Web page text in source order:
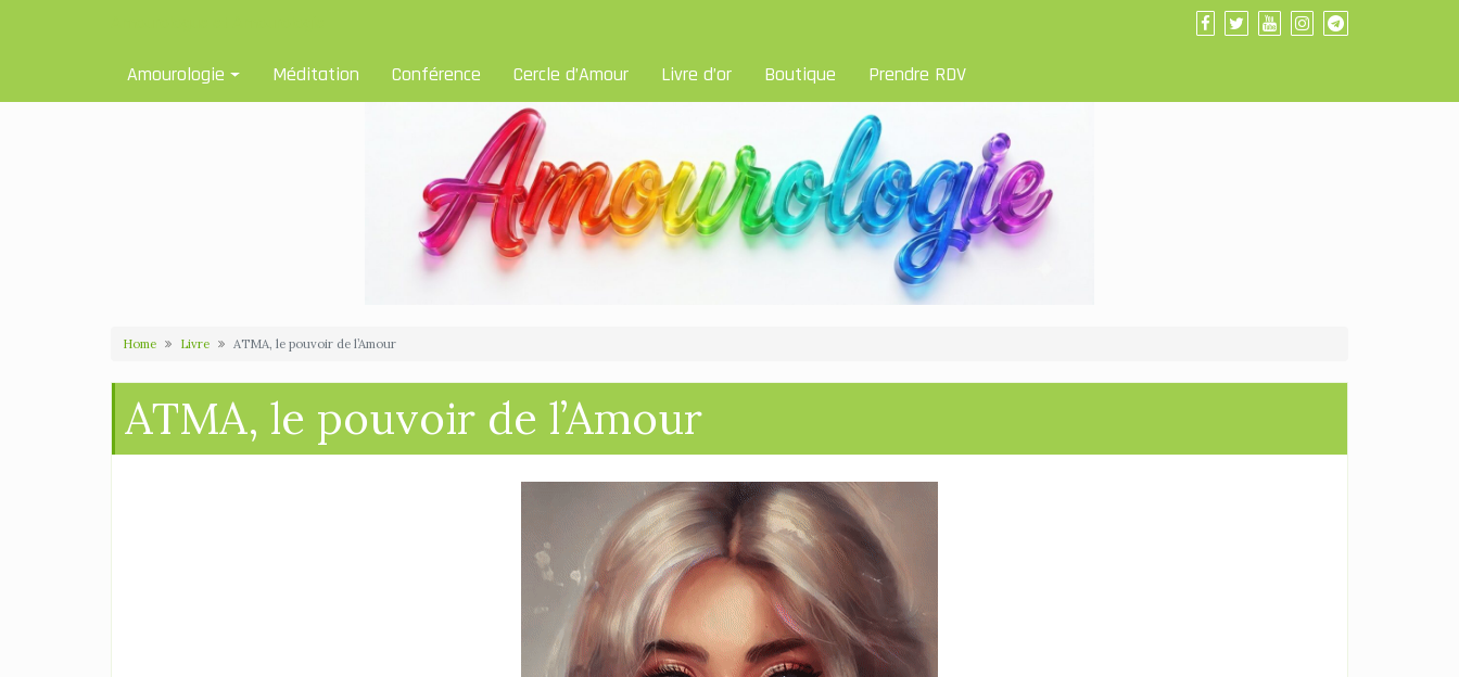
Amourologie Méditation Conférence Cercle d’Amour Livre d’or Boutique Prendre RDV
Home Livre ATMA, le pouvoir de l’Amour
ATMA, le pouvoir de l’Amour